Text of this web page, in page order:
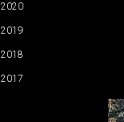
2020
2019
2018
2017